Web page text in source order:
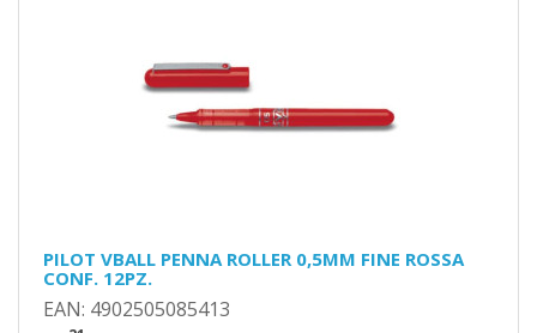
PILOT VBALL PENNA ROLLER 0,5MM FINE ROSSA
CONF. 12PZ.
EAN: 4902505085413